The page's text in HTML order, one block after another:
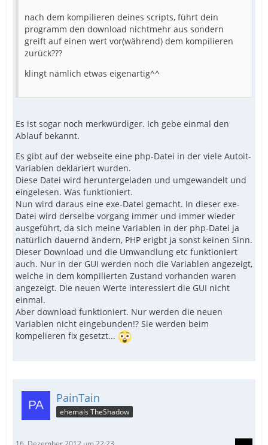
nach dem kompilieren deines scripts, führt dein
programm den download nichtmehr aus sondern
greift auf einen wert vor(während) dem kompilieren
zurück???
klingt nämlich etwas eigenartig^^
Es ist sogar noch merkwürdiger. Ich gebe einmal den
Ablauf bekannt.
Es gibt auf der webseite eine php-Datei in der viele Autoit-
Variablen deklariert wurden.
Diese Datei wird heruntergeladen und umgewandelt und
eingelesen. Was funktioniert.
Nun wird daraus eine exe-Datei gemacht. In dieser exe-
Datei wird derselbe vorgang immer und immer wieder
ausgeführt, da sich meine Variablen in der php-Datei ja
natürlich dauernd ändern, PHP erigbt ja sonst keinen Sinn.
Dieser Download und die Umwandlung etc funktioniert
auch. Nur in der GUI werden noch die Variablen angezeigt,
welche in dem kompilierten Zustand vorhanden waren
angezeigt. Die neuen Werte interessiert die GUI nicht
einmal.
Aber download funktioniert. Nur werden die neuen
Variablen nicht eingebunden!? Sie werden beim
kompelieren fix gesetzt...
PainTain
ehemals TheShadow